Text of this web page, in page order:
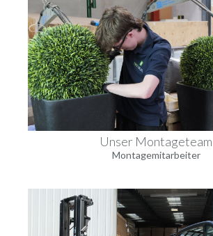
Unser Montageteam
Montagemitarbeiter